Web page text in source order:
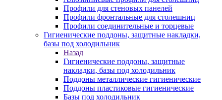
Профили для стеновых панелей
Профили фронтальные для столешниц
Профили соединительные и торцевые
Гигиенические поддоны, защитные накладки,
базы под холодильник
Назад
Гигиенические поддоны, защитные
накладки, базы под холодильник
Поддоны металлические гигиенические
Поддоны пластиковые гигиенические
Базы под холодильник